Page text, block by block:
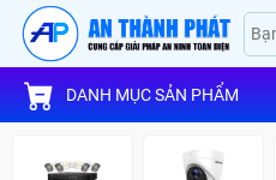
DANH MỤC SẢN PHẨM